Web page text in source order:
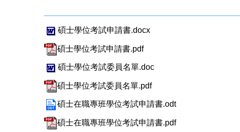
碩士學位考試申請書.docx
碩士學位考試申請書.pdf
碩士學位考試委員名單.doc
碩士學位考試委員名單.pdf
碩士在職專班學位考試申請書.odt
碩士在職專班學位考試申請書.pdf